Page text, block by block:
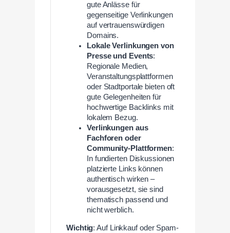
gute Anlässe für
gegenseitige Verlinkungen
auf vertrauenswürdigen
Domains.
Lokale Verlinkungen von
Presse und Events:
Regionale Medien,
Veranstaltungsplattformen
oder Stadtportale bieten oft
gute Gelegenheiten für
hochwertige Backlinks mit
lokalem Bezug.
Verlinkungen aus
Fachforen oder
Community-Plattformen:
In fundierten Diskussionen
platzierte Links können
authentisch wirken –
vorausgesetzt, sie sind
thematisch passend und
nicht werblich.
Wichtig: Auf Linkkauf oder Spam-